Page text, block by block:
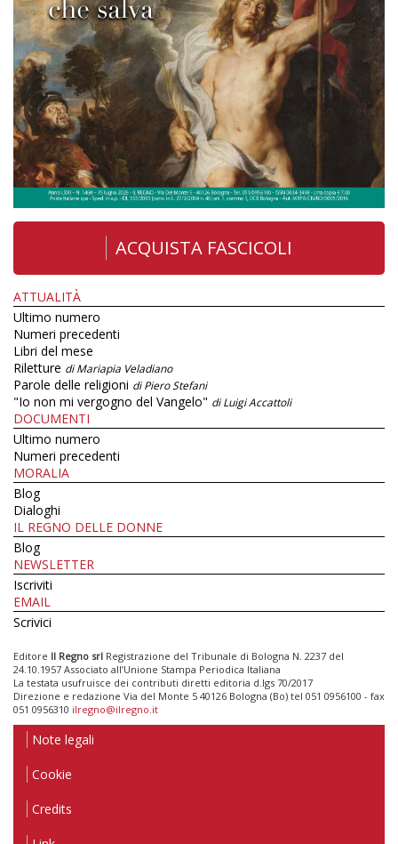
ACQUISTA FASCICOLI
ATTUALITÀ
Ultimo numero
Numeri precedenti
Libri del mese
Riletture di Mariapia Veladiano
Parole delle religioni di Piero Stefani
"Io non mi vergogno del Vangelo" di Luigi Accattoli
DOCUMENTI
Ultimo numero
Numeri precedenti
MORALIA
Blog
Dialoghi
IL REGNO DELLE DONNE
Blog
NEWSLETTER
Iscriviti
EMAIL
Scrivici
Editore Il Regno srl Registrazione del Tribunale di Bologna N. 2237 del
24.10.1957 Associato all’Unione Stampa Periodica Italiana
La testata usufruisce dei contributi diretti editoria d.lgs 70/2017
Direzione e redazione Via del Monte 5 40126 Bologna (Bo) tel 051 0956100 - fax
051 0956310 ilregno@ilregno.it
Note legali
Cookie
Credits